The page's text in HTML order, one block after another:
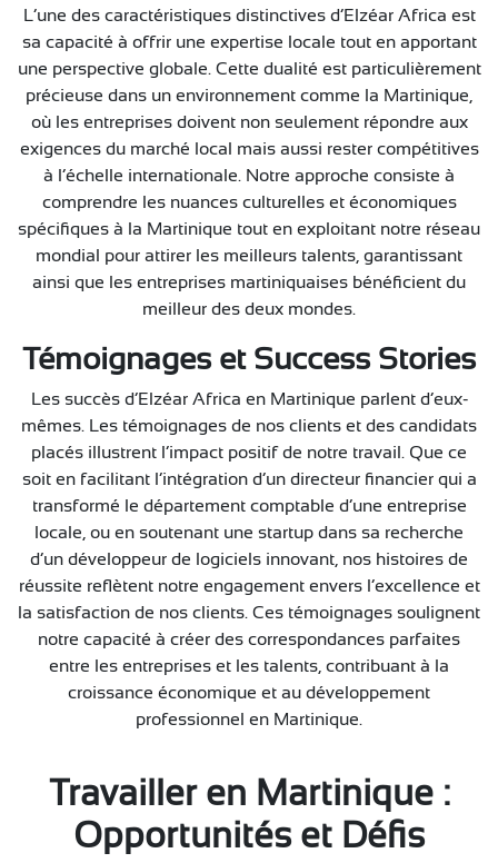
L’une des caractéristiques distinctives d’Elzéar Africa est
sa capacité à offrir une expertise locale tout en apportant
une perspective globale. Cette dualité est particulièrement
précieuse dans un environnement comme la Martinique,
où les entreprises doivent non seulement répondre aux
exigences du marché local mais aussi rester compétitives
à l’échelle internationale. Notre approche consiste à
comprendre les nuances culturelles et économiques
spécifiques à la Martinique tout en exploitant notre réseau
mondial pour attirer les meilleurs talents, garantissant
ainsi que les entreprises martiniquaises bénéficient du
meilleur des deux mondes.
Témoignages et Success Stories
Les succès d’Elzéar Africa en Martinique parlent d’eux-
mêmes. Les témoignages de nos clients et des candidats
placés illustrent l’impact positif de notre travail. Que ce
soit en facilitant l’intégration d’un directeur financier qui a
transformé le département comptable d’une entreprise
locale, ou en soutenant une startup dans sa recherche
d’un développeur de logiciels innovant, nos histoires de
réussite reflètent notre engagement envers l’excellence et
la satisfaction de nos clients. Ces témoignages soulignent
notre capacité à créer des correspondances parfaites
entre les entreprises et les talents, contribuant à la
croissance économique et au développement
professionnel en Martinique.
Travailler en Martinique :
Opportunités et Défis